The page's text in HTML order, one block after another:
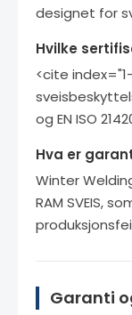
designet for
Hvilke
<cite
og EN ISO
Hva er
Winter
RAM SVEIS,
Garanti